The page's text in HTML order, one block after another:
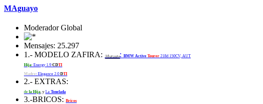
MAguayo
Moderador Global
Mensajes: 25.297
1.- MODELO ZAFIRA:
Mutante: BMW Active Tourer 218d 150CV, AUT
Hija: Energy 1.9 CDTI
Madre: Elegance 2.0 DTI
2.- EXTRAS:
de la Hija, y La Tonelada
3.-BRICOS: Bricos